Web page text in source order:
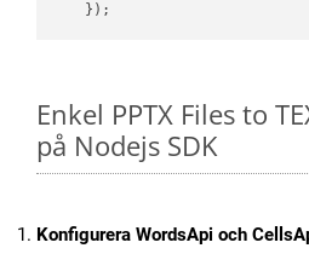
Enkel PPTX Files to
på Nodejs SDK
Konfigurera WordsApi och